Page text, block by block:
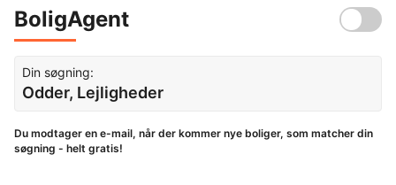
BoligAgent
Din søgning:
Odder, Lejligheder
Du modtager en e-mail, når der kommer nye boliger, som matcher din
søgning - helt gratis!